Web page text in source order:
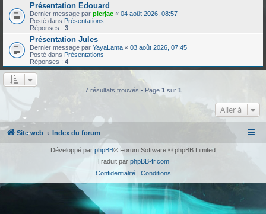
Présentation Edouard
Dernier message par pierjac « 04 août 2026, 08:57
Posté dans Présentations
Réponses : 3
Présentation Jules
Dernier message par YayaLama « 03 août 2026, 07:45
Posté dans Présentations
Réponses : 4
7 résultats trouvés • Page 1 sur 1
Aller à
Site web Index du forum
Développé par phpBB® Forum Software © phpBB Limited
Traduit par phpBB-fr.com
Confidentialité| Conditions